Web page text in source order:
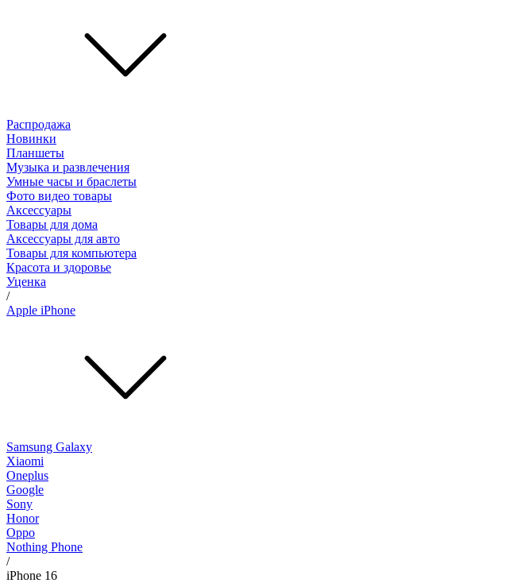
Распродажа
Новинки
Планшеты
Музыка и развлечения
Умные часы и браслеты
Фото видео товары
Аксессуары
Товары для дома
Аксессуары для авто
Товары для компьютера
Красота и здоровье
Уценка
/
Apple iPhone
Samsung Galaxy
Xiaomi
Oneplus
Google
Sony
Honor
Oppo
Nothing Phone
/
iPhone 16